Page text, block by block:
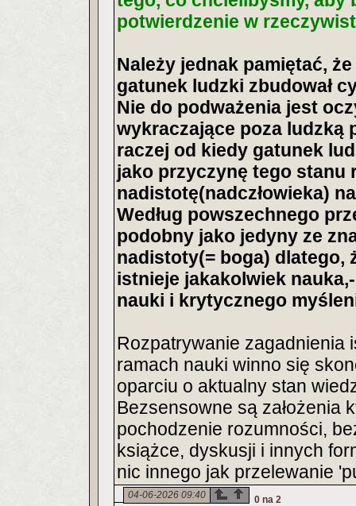
potwierdzenie w
Należy jednak pamiętać,
gatunek ludzki zbudował
Nie do podważenia jest
wykraczające poza ludzką
raczej od kiedy gatunek
jako przyczynę tego stanu
nadistotę(nadczłowieka)
Według powszechnego
podobny jako jedyny ze
nadistoty(= boga) dlatego,
istnieje jakakolwiek
nauki i krytycznego
Rozpatrywanie zagadnienia
ramach nauki winno się
oparciu o aktualny stan
Bezsensowne są założenia
pochodzenie rozumności,
książce, dyskusji i innych
nic innego jak przelewanie
04-06-2026 09:40 0 na 2